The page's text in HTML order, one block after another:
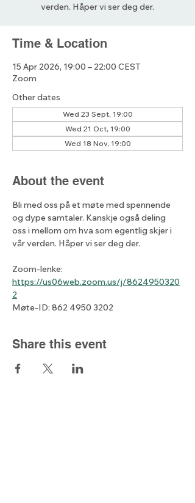
verden. Håper vi ser deg der.
Time & Location
15 Apr 2026, 19:00 – 22:00 CEST
Zoom
Other dates
Wed 23 Sept, 19:00
Wed 21 Oct, 19:00
Wed 18 Nov, 19:00
About the event
Bli med oss på et møte med spennende
og dype samtaler. Kanskje også deling
oss i mellom om hva som egentlig skjer i
vår verden. Håper vi ser deg der.
Zoom-lenke:
https://us06web.zoom.us/j/8624950320
2
Møte-ID: 862 4950 3202
Share this event